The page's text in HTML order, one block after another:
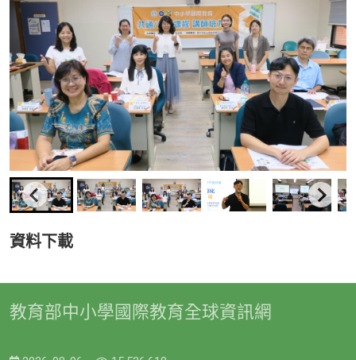
資料下載
教育部中小學國際教育全球資訊網